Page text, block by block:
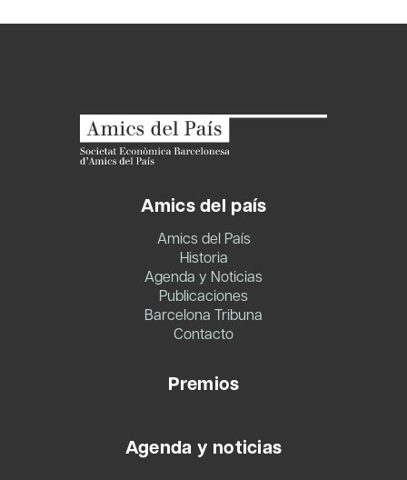
Amics del país
Amics del País
Historia
Agenda y Noticias
Publicaciones
Barcelona Tribuna
Contacto
Premios
Agenda y noticias